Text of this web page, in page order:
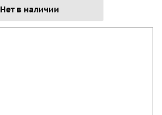
Нет в наличии